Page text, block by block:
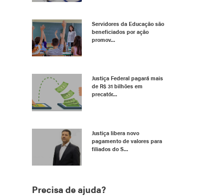
Servidores da Educação são
beneficiados por ação
promov...
Justiça Federal pagará mais
de R$ 31 bilhões em
precatór...
Justiça libera novo
pagamento de valores para
filiados do S...
Precisa de ajuda?